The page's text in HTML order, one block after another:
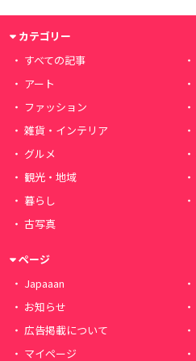
カテゴリー
すべての記事
アート
ファッション
雑貨・インテリア
グルメ
観光・地域
暮らし
古写真
ページ
Japaaan
お知らせ
広告掲載について
マイページ